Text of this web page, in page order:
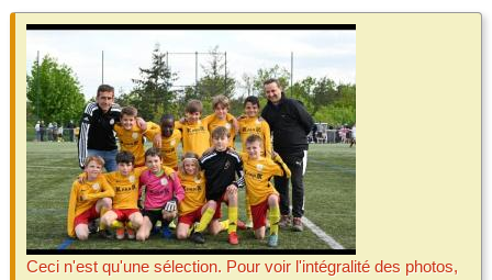
Ceci n'est qu'une sélection. Pour voir l'intégralité des photos,